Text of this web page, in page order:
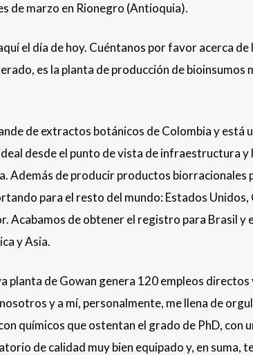
de marzo en Rionegro (Antioquia).
el día de hoy. Cuéntanos por favor acerca de
es la planta de producción de bioinsumos
de extractos botánicos de Colombia y está
desde el punto de vista de infraestructura y
Además de producir productos biorracionales
para el resto del mundo: Estados Unidos,
Acabamos de obtener el registro para Brasil y
y Asia.
planta de Gowan genera 120 empleos directos
y a mí, personalmente, me llena de
químicos que ostentan el grado de PhD, con
de calidad muy bien equipado y, en suma,